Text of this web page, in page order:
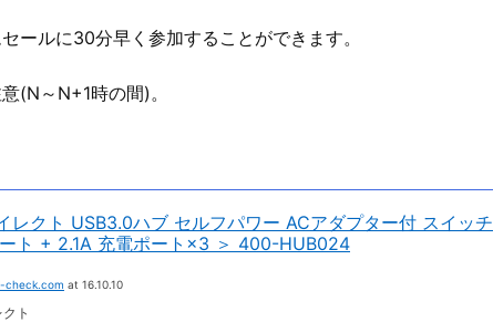
ールに30分早く参加することができます。
(N～N+1時の間)。
レクト USB3.0ハブ セルフパワー ACアダプター付 スイッチ
ト + 2.1A 充電ポート×3 ＞ 400-HUB024
check.com at 16.10.10
ト